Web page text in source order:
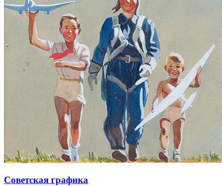
Советская графика